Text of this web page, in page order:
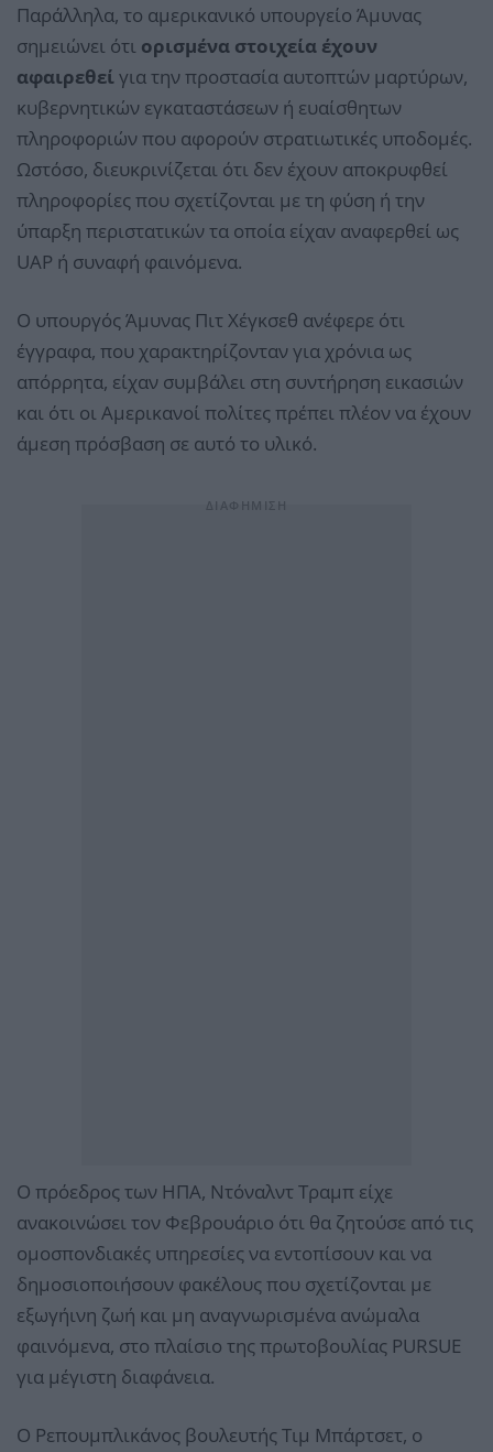
Παράλληλα, το αμερικανικό υπουργείο Άμυνας
σημειώνει ότι ορισμένα στοιχεία έχουν
αφαιρεθείγια την προστασία αυτοπτών μαρτύρων,
κυβερνητικών εγκαταστάσεων ή ευαίσθητων
πληροφοριών που αφορούν στρατιωτικές υποδομές.
Ωστόσο, διευκρινίζεται ότι δεν έχουν αποκρυφθεί
πληροφορίες που σχετίζονται με τη φύση ή την
ύπαρξη περιστατικών τα οποία είχαν αναφερθεί ως
UAP ή συναφή φαινόμενα.
Ο υπουργός Άμυνας Πιτ Χέγκσεθ ανέφερε ότι
έγγραφα, που χαρακτηρίζονταν για χρόνια ως
απόρρητα, είχαν συμβάλει στη συντήρηση εικασιών
και ότι οι Αμερικανοί πολίτες πρέπει πλέον να έχουν
άμεση πρόσβαση σε αυτό το υλικό.
Ο πρόεδρος των ΗΠΑ, Ντόναλντ Τραμπ είχε
ανακοινώσει τον Φεβρουάριο ότι θα ζητούσε από τις
ομοσπονδιακές υπηρεσίες να εντοπίσουν και να
δημοσιοποιήσουν φακέλους που σχετίζονται με
εξωγήινη ζωή και μη αναγνωρισμένα ανώμαλα
φαινόμενα, στο πλαίσιο της πρωτοβουλίας PURSUE
για μέγιστη διαφάνεια.
Ο Ρεπουμπλικάνος βουλευτής Τιμ Μπάρτσετ, ο